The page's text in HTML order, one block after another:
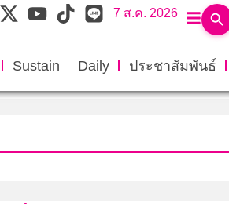
7 ส.ค. 2026
Sustain Daily ประชาสัมพันธ์